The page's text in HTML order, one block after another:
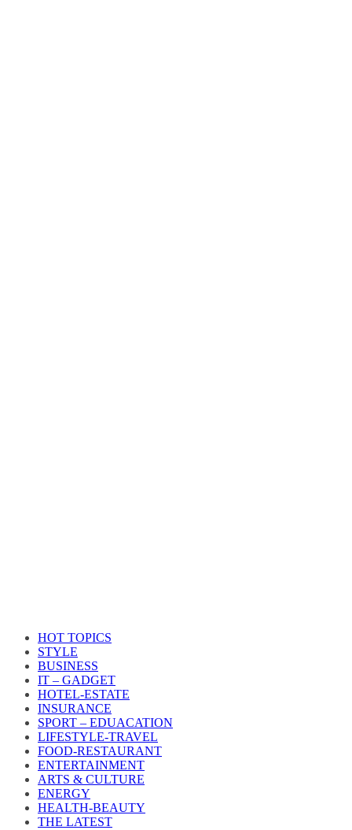
HOT TOPICS
STYLE
BUSINESS
IT – GADGET
HOTEL-ESTATE
INSURANCE
SPORT – EDUACATION
LIFESTYLE​-TRAVEL​
FOOD-RESTAURANT
ENTERTAINMENT
ARTS & CULTURE
ENERGY
HEALTH​-BEAUTY
THE LATEST